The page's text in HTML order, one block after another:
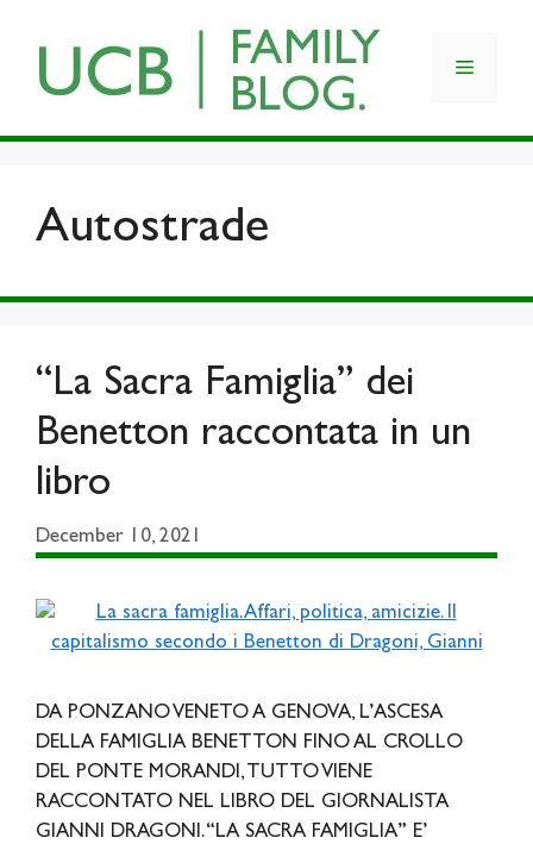
content
Menu
Autostrade
“La Sacra Famiglia” dei
Benetton raccontata in un
libro
December 10, 2021
DA PONZANO VENETO A GENOVA, L’ASCESA
DELLA FAMIGLIA BENETTON FINO AL CROLLO
DEL PONTE MORANDI, TUTTO VIENE
RACCONTATO NEL LIBRO DEL GIORNALISTA
GIANNI DRAGONI. “LA SACRA FAMIGLIA” E’